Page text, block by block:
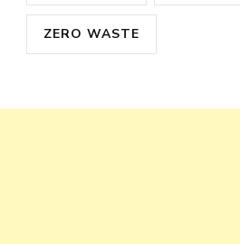
ZERO WASTE